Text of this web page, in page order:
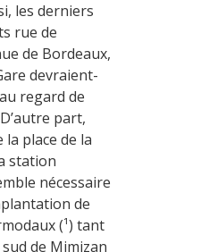
les derniers
rue de
de Bordeaux,
devraient-
regard de
part,
place de la
station
nécessaire
de
(¹) tant
de Mimizan